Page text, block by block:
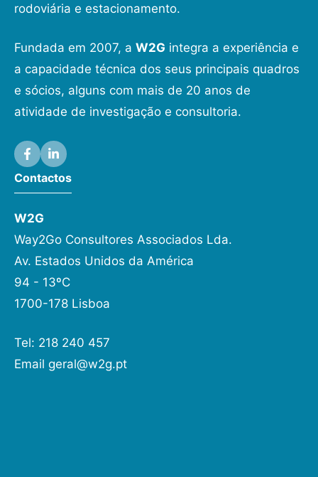
rodoviária e estacionamento.
Fundada em 2007, a W2G integra a experiência e
a capacidade técnica dos seus principais quadros
e sócios, alguns com mais de 20 anos de
atividade de investigação e consultoria.
Contactos
W2G
Way2Go Consultores Associados Lda.
Av. Estados Unidos da América
94 - 13ºC
1700-178 Lisboa
Tel: 218 240 457
Email geral@w2g.pt